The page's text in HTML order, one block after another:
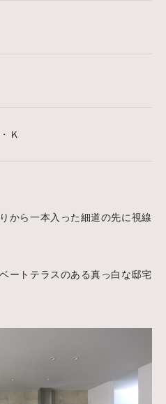
Ｋ
から一本入った細道の先に視線
ートテラスのある真っ白な邸宅